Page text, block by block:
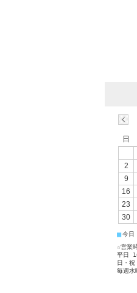
日
2
9
16
23
30
■今日
☆営業
平日
日・
毎週水